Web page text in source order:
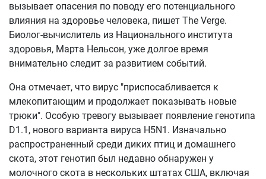
вызывает опасения по поводу его потенциального
влияния на здоровье человека, пишет The Verge.
Биолог-вычислитель из Национального института
здоровья, Марта Нельсон, уже долгое время
внимательно следит за развитием событий.
Она отмечает, что вирус "приспосабливается к
млекопитающим и продолжает показывать новые
трюки". Особую тревогу вызывает появление генотипа
D1.1, нового варианта вируса H5N1. Изначально
распространенный среди диких птиц и домашнего
скота, этот генотип был недавно обнаружен у
молочного скота в нескольких штатах США, включая